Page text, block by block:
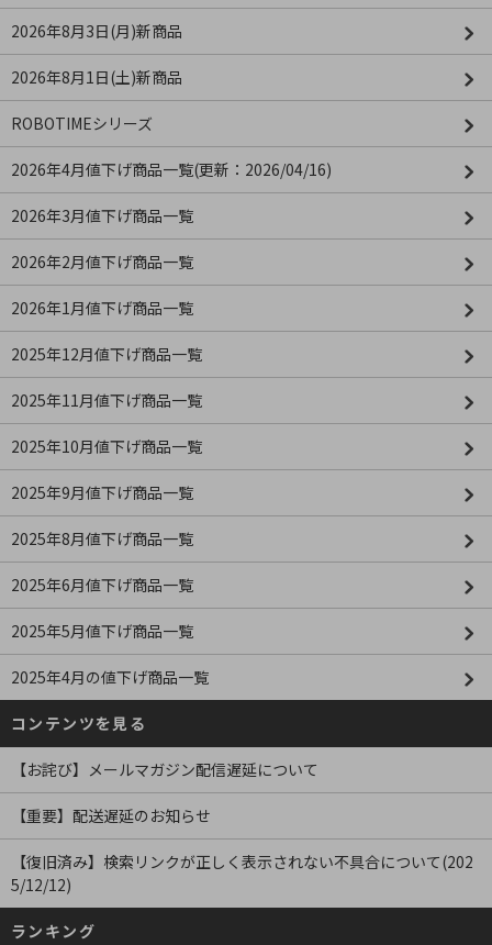
2026年8月3日(月)新商品
2026年8月1日(土)新商品
ROBOTIMEシリーズ
2026年4月値下げ商品一覧(更新：2026/04/16)
2026年3月値下げ商品一覧
2026年2月値下げ商品一覧
2026年1月値下げ商品一覧
2025年12月値下げ商品一覧
2025年11月値下げ商品一覧
2025年10月値下げ商品一覧
2025年9月値下げ商品一覧
2025年8月値下げ商品一覧
2025年6月値下げ商品一覧
2025年5月値下げ商品一覧
2025年4月の値下げ商品一覧
コンテンツを見る
【お詫び】メールマガジン配信遅延について
【重要】配送遅延のお知らせ
【復旧済み】検索リンクが正しく表示されない不具合について(202
5/12/12)
ランキング